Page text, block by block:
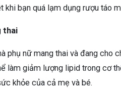
khi bạn quá lạm dụng rượu táo
thai
phụ nữ mang thai và đang cho
làm giảm lượng lipid trong cơ
khỏe của cả mẹ và bé.